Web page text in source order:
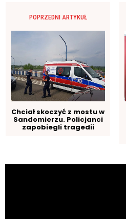
POPRZEDNI ARTYKUŁ
Chciał skoczyć z mostu w
Sandomierzu. Policjanci
zapobiegli tragedii